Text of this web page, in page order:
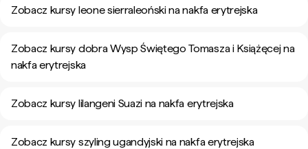
Zobacz kursy leone sierraleoński na nakfa erytrejska
Zobacz kursy dobra Wysp Świętego Tomasza i Książęcej na
nakfa erytrejska
Zobacz kursy lilangeni Suazi na nakfa erytrejska
Zobacz kursy szyling ugandyjski na nakfa erytrejska